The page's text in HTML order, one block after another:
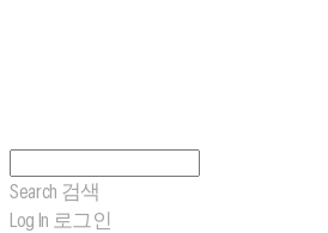
Search 검색
Log In 로그인